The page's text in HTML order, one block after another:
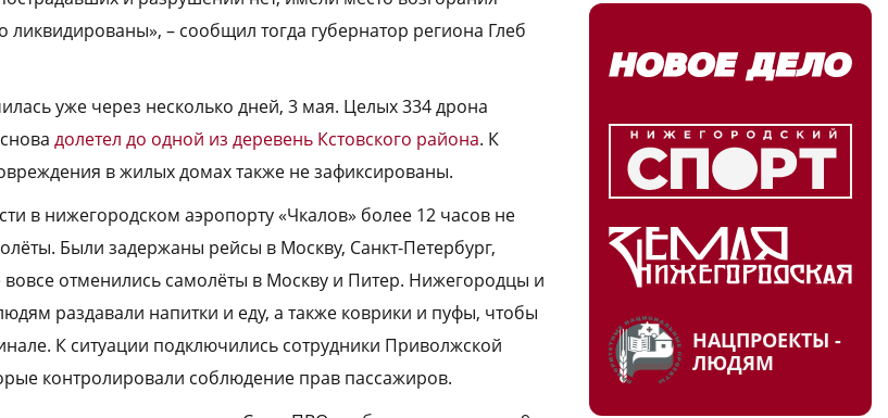
– сообщил тогда губернатор региона Глеб
уже через несколько дней, 3 мая. Целых 334 дрона
долетел до одной из деревень Кстовского района. К
в жилых домах также не зафиксированы.
в нижегородском аэропорту «Чкалов» более 12 часов не
Были задержаны рейсы в Москву, Санкт-Петербург,
отменились самолёты в Москву и Питер. Нижегородцы и
раздавали напитки и еду, а также коврики и пуфы, чтобы
К ситуации подключились сотрудники Приволжской
контролировали соблюдение прав пассажиров.
НАЦПРОЕКТЫ -
ЛЮДЯМ